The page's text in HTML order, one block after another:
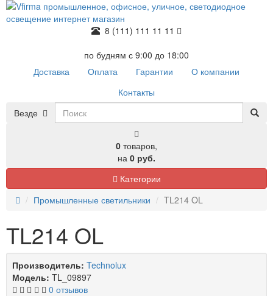
8 (111) 111 11 11
по будням с 9:00 до 18:00
Доставка
Оплата Гарантии
О компании
Контакты
Везде
0 товаров,
на 0 руб.
Категории
Промышленные светильники
TL214 OL
TL214 OL
Производитель: Technolux
Модель: TL_09897
0 отзывов